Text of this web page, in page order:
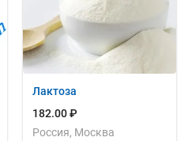
Лактоза
182.00 ₽
Россия, Москва